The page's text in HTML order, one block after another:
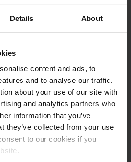
Details About
content and ads, to
and to analyse our traffic.
about your use of our site with
and analytics partners who
information that you’ve
they’ve collected from your use
to our cookies if you
2018
6380 h
1150 mm
Elektrický
98213331